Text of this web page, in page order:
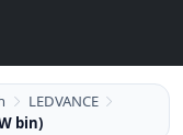
LEDVANCE
bin)